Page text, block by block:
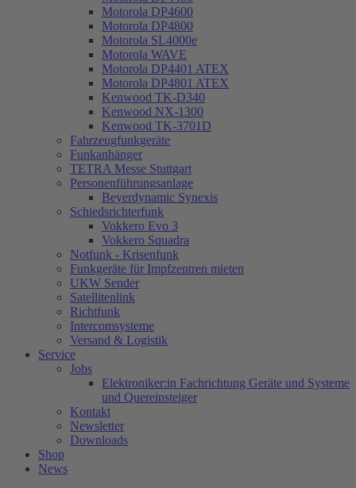
Motorola DP4600
Motorola DP4800
Motorola SL4000e
Motorola WAVE
Motorola DP4401 ATEX
Motorola DP4801 ATEX
Kenwood TK-D340
Kenwood NX-1300
Kenwood TK-3701D
Fahrzeugfunkgeräte
Funkanhänger
TETRA Messe Stuttgart
Personenführungsanlage
Beyerdynamic Synexis
Schiedsrichterfunk
Vokkero Evo 3
Vokkero Squadra
Notfunk - Krisenfunk
Funkgeräte für Impfzentren mieten
UKW Sender
Satellitenlink
Richtfunk
Intercomsysteme
Versand & Logistik
Service
Jobs
Elektroniker:in Fachrichtung Geräte und Systeme
und Quereinsteiger
Kontakt
Newsletter
Downloads
Shop
News